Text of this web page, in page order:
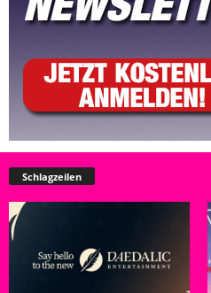
Schlagzeilen